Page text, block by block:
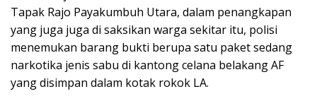
Tapak Rajo Payakumbuh Utara, dalam penangkapan
yang juga juga di saksikan warga sekitar itu, polisi
menemukan barang bukti berupa satu paket sedang
narkotika jenis sabu di kantong celana belakang AF
yang disimpan dalam kotak rokok LA.